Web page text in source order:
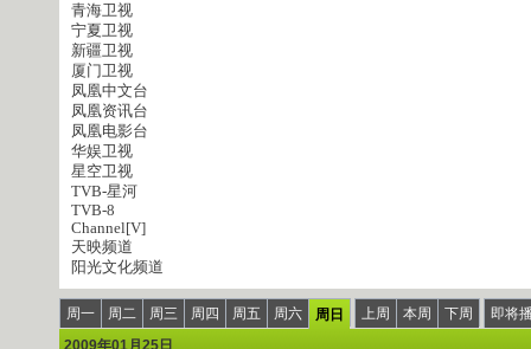
青海卫视
宁夏卫视
新疆卫视
厦门卫视
凤凰中文台
凤凰资讯台
凤凰电影台
华娱卫视
星空卫视
TVB-星河
TVB-8
Channel[V]
天映频道
阳光文化频道
周一 周二 周三 周四 周五 周六 周日 上周 本周 下周
即将
2009年01月25日